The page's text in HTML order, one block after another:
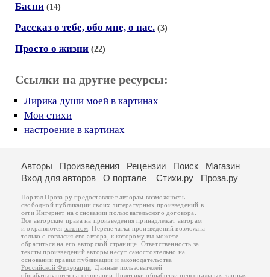
Басни (14)
Рассказ о тебе, обо мне, о нас. (3)
Просто о жизни (22)
Ссылки на другие ресурсы:
Лирика души моей в картинах
Мои стихи
настроение в картинах
Авторы Произведения Рецензии Поиск
Магазин
Вход для авторов
О портале Стихи.ру Проза.ру
Портал Проза.ру предоставляет авторам возможность
свободной публикации своих литературных произведений в
сети Интернет на основаниипользовательского договора
Все авторские права на произведения принадлежат авторам
и охраняются законом . Перепечатка произведений возможна
только с согласия его автора, к которому вы можете
обратиться на его авторской странице. Ответственность за
тексты произведений авторы несут самостоятельно на
основанииправил публикации изаконодательства
Российской Федерации . Данные пользователей
обрабатываются на основании Политики обработки персональных данных